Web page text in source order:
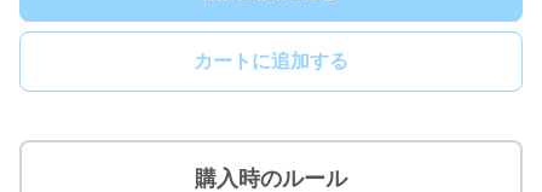
カートに追加する
購入時のルール